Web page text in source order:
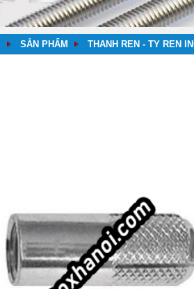
SẢN PHẨM THANH REN - TY REN